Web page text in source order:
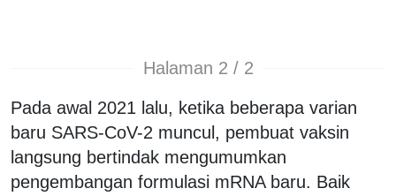
Halaman 2 / 2
Pada awal 2021 lalu, ketika beberapa varian
baru SARS-CoV-2 muncul, pembuat vaksin
langsung bertindak mengumumkan
pengembangan formulasi mRNA baru. Baik